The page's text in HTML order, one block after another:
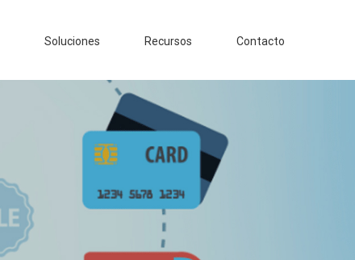
Soluciones Recursos Contacto